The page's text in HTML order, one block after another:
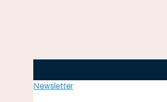
Newsletter